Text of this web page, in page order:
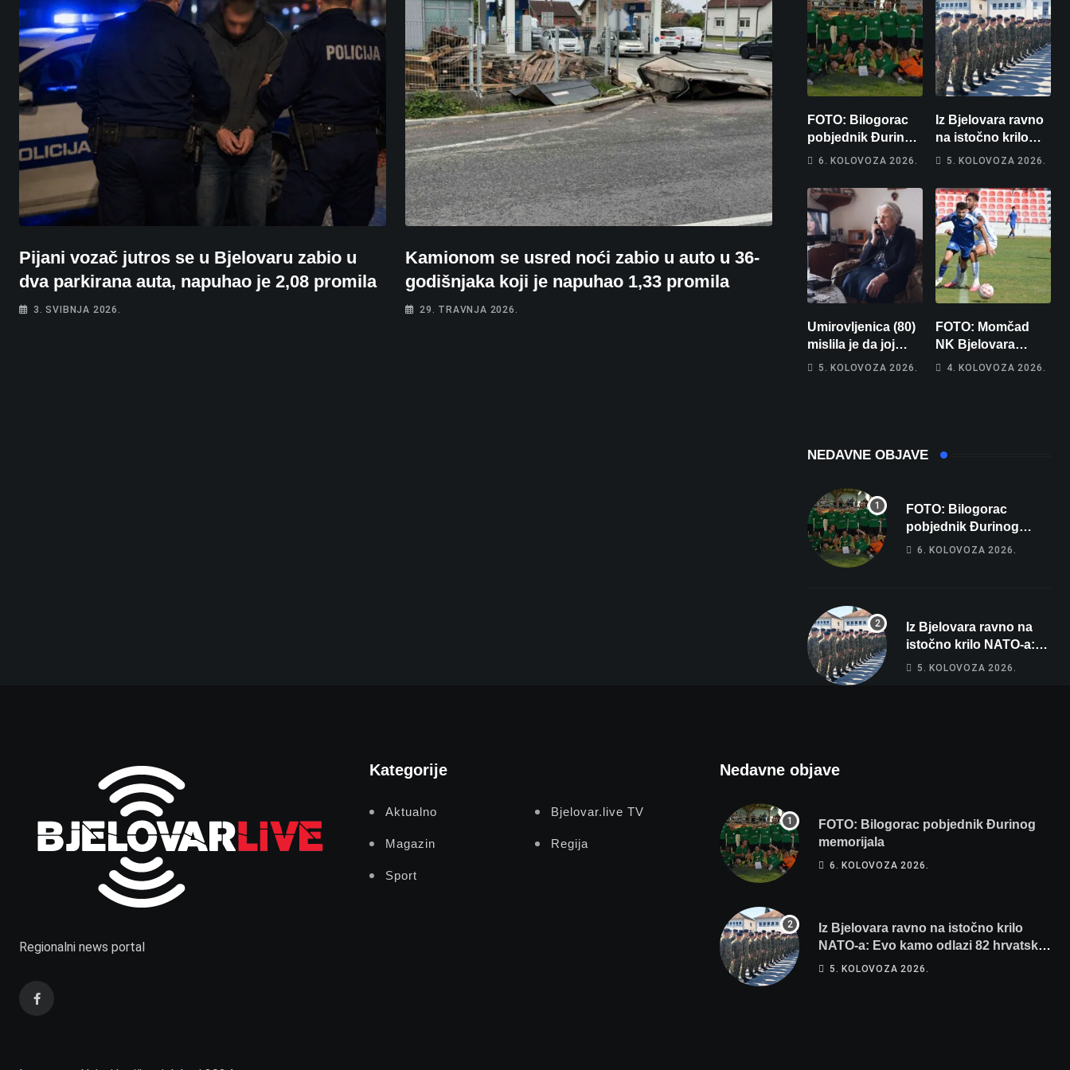
Pijani vozač jutros se u Bjelovaru zabio u
dva parkirana auta, napuhao je 2,08 promila
3. SVIBNJA 2026.
Kamionom se usred noći zabio u auto u 36-
godišnjaka koji je napuhao 1,33 promila
29. TRAVNJA 2026.
FOTO: Bilogorac
pobjednik Đurinog
memorijala
6. KOLOVOZA 2026.
Iz Bjelovara ravno
na istočno krilo
NATO-a: Evo kamo
vojnika i 6
vojnikinja
5. KOLOVOZA 2026.
Umirovljenica (80)
mislila je da joj
piše kći pa ostala
5. KOLOVOZA 2026.
FOTO: Momčad
NK Bjelovara
poprima jesenski
4. KOLOVOZA 2026.
NEDAVNE OBJAVE
FOTO: Bilogorac
pobjednik Đurinog
memorijala
6. KOLOVOZA 2026.
Iz Bjelovara ravno na
istočno krilo NATO-a:
Evo kamo odlazi 82
5. KOLOVOZA 2026.
Regionalni news portal
Kategorije
Aktualno Bjelovar.live TV
Magazin Regija
Sport
Nedavne objave
FOTO: Bilogorac pobjednik Đurinog
memorijala
6. KOLOVOZA 2026.
Iz Bjelovara ravno na istočno krilo
NATO-a: Evo kamo odlazi 82 hrvatska
vojnika i 6 vojnikinja
5. KOLOVOZA 2026.